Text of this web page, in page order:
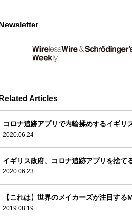
Newsletter
Related Articles
コロナ追跡アプリで内輪揉めするイギリ
2020.06.24
イギリス政府、コロナ追跡アプリを捨て
2020.06.23
【これは】世界のメイカーズが注目す
2019.08.19